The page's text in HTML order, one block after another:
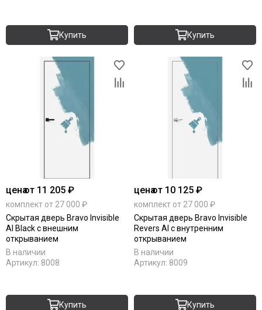
Купить Купить
ценаот 11 205 ₽
комплект от 27 000 ₽
Скрытая дверь Bravo Invisible
Al Black с внешним
открыванием
В наличии
Артикул: 8008
Купить
ценаот 10 125 ₽
комплект от 27 000 ₽
Скрытая дверь Bravo Invisible
Revers Al с внутренним
открыванием
В наличии
Артикул: 8009
Купить